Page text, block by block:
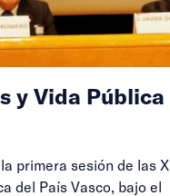
y Vida Pública
primera sesión de las X
del País Vasco, bajo el